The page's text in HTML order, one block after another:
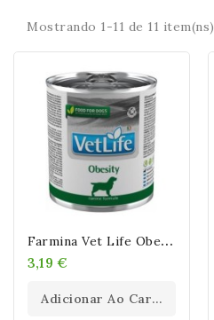
Mostrando 1-11 de 11 item(ns)
F
Armina Vet Life Obesity Latas Para Perros 300 Gr
3,19 €
Adicionar Ao Carrinho